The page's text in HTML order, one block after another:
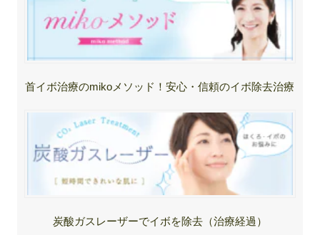
首イボ治療のmikoメソッド！安心・信頼のイボ除去治療
炭酸ガスレーザーでイボを除去（治療経過）